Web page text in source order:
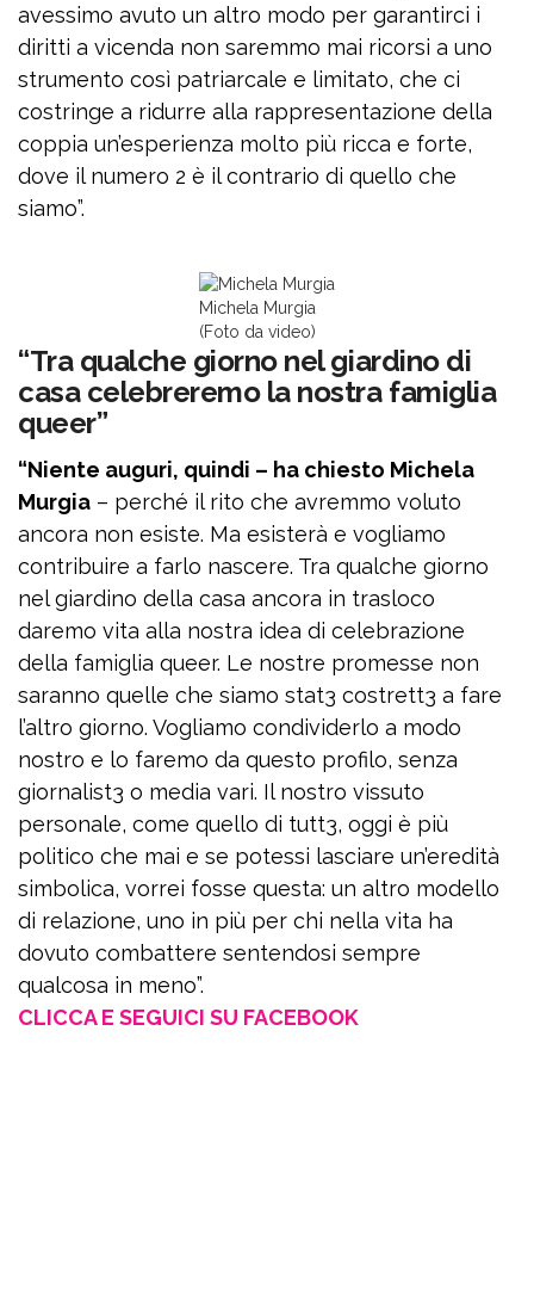
avessimo avuto un altro modo per garantirci i
diritti a vicenda non saremmo mai ricorsi a uno
strumento così patriarcale e limitato, che ci
costringe a ridurre alla rappresentazione della
coppia un’esperienza molto più ricca e forte,
dove il numero 2 è il contrario di quello che
siamo”.
Michela Murgia
(Foto da video)
“Tra qualche giorno nel giardino di
casa celebreremo la nostra famiglia
queer”
“Niente auguri, quindi – ha chiesto Michela
Murgia – perché il rito che avremmo voluto
ancora non esiste. Ma esisterà e vogliamo
contribuire a farlo nascere. Tra qualche giorno
nel giardino della casa ancora in trasloco
daremo vita alla nostra idea di celebrazione
della famiglia queer. Le nostre promesse non
saranno quelle che siamo stat3 costrett3 a fare
l’altro giorno. Vogliamo condividerlo a modo
nostro e lo faremo da questo profilo, senza
giornalist3 o media vari. Il nostro vissuto
personale, come quello di tutt3, oggi è più
politico che mai e se potessi lasciare un’eredità
simbolica, vorrei fosse questa: un altro modello
di relazione, uno in più per chi nella vita ha
dovuto combattere sentendosi sempre
qualcosa in meno”.
CLICCA E SEGUICI SU FACEBOOK